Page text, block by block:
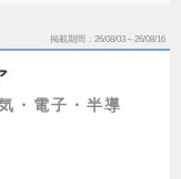
掲載期間 26/08/03～26/08/16
・電子・半導